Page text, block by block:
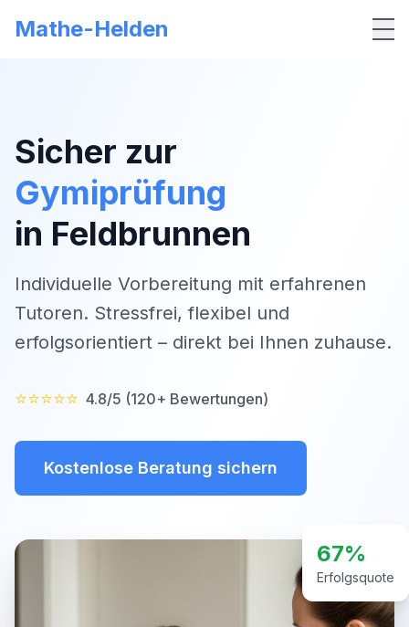
Mathe-Helden
Sicher zur
Gymiprüfung
in Feldbrunnen
Individuelle Vorbereitung mit erfahrenen
Tutoren. Stressfrei, flexibel und
erfolgsorientiert – direkt bei Ihnen zuhause.
⭐⭐⭐⭐⭐ 4.8/5 (120+ Bewertungen)
Kostenlose Beratung sichern
67%
Erfolgsquote